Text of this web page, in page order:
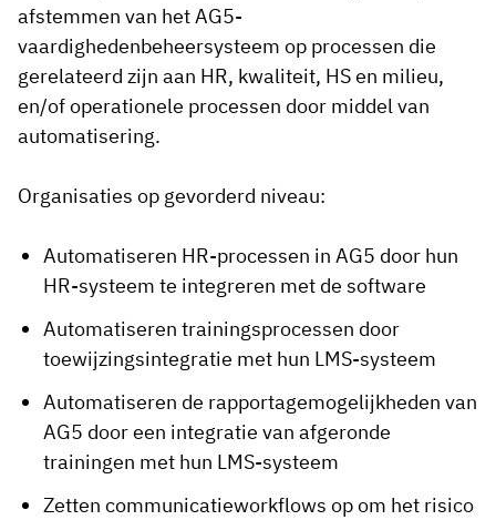
afstemmen van het AG5-
vaardighedenbeheersysteem op processen die
gerelateerd zijn aan HR, kwaliteit, HS en milieu,
en/of operationele processen door middel van
automatisering.
Organisaties op gevorderd niveau:
Automatiseren HR-processen in AG5 door hun
HR-systeem te integreren met de software
Automatiseren trainingsprocessen door
toewijzingsintegratie met hun LMS-systeem
Automatiseren de rapportagemogelijkheden van
AG5 door een integratie van afgeronde
trainingen met hun LMS-systeem
Zetten communicatieworkflows op om het risico